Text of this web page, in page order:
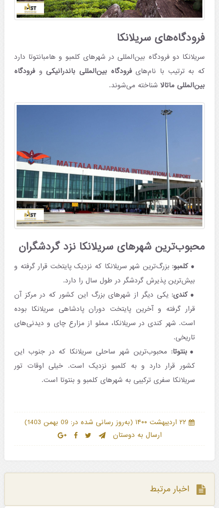
فرودگاه‌های سریلانکا
سریلانکا دو فرودگاه بین‌المللی در شهرهای کلمبو و هامبانتوتا دارد
که به ترتیب با نام‌هایفرودگاه بین‌المللی باندرانیکیوفرودگاه
بین‌المللی ماتالاشناخته می‌شوند.
محبوب‌ترین شهرهای سریلانکا نزد گردشگران
کلمبو: بزرگ‌ترین شهر سریلانکا که نزدیک پایتخت قرار گرفته و
بیش‌ترین پذیرش گردشگر در طول سال را دارد.
کندی: یکی دیگر از شهرهای بزرگ این کشور که در مرکز آن
قرار گرفته و آخرین پایتخت دوران پادشاهی سریلانکا بوده
است. شهر کندی در سریلانکا، مملو از مزارع چای و دیدنی‌های
تاریخی.
بنتوتا: محبوب‌ترین شهر ساحلی سریلانکا که در جنوب این
کشور قرار دارد و به کلمبو نزدیک است. خیلی اوقات تور
سریلانکا سفری ترکیبی به شهرهای کلمبو و بنتوتا است.
۲۲ اردیبهشت ۱۴۰۰ (به‌روز رسانی شده در: 09 بهمن 1403
)
ارسال به دوستان
اخبار مرتبط